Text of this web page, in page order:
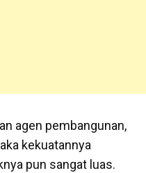
agen pembangunan,
kekuatannya
pun sangat luas.